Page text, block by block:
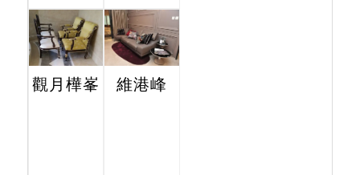
觀月樺峯 維港峰